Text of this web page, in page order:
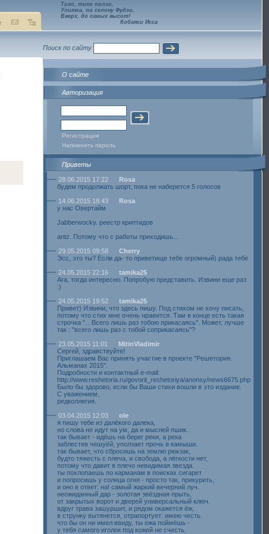
Тихо, тихо ползи,
Улитка, по склону Фудзи,
Вверх, до самых высот!
Кобаяси Исса
Поиск по сайту
О сайте
Авторизация
Регистрация
Напомнить пароль
Приветы
28.06.2015 17:22
Rosa
будем продолжать шорт, пока не наберется 5 голосов
14.06.2015 18:43
Rosa
у нас Овертайм
Jabberwocky. реестр криптидов
antz. Потому что с работы приходишь...
29.05.2015 09:58
Cherry
Эсс, это ты? Если да- то приветище тебе огромный) рада тебе
24.05.2015 22:16
tamika25
Ага, тогда интересно. Попробую представить. Извини еще раз
:)
24.05.2015 19:52
tamika25
Привет) Извини, что здесь пишу. Под стихом не хочу писать,
потому что стих мне очень нравится. Там в конце есть такая
строчка "…Всего лишь раз тобою прикасаясь". Может, лучше
так : "всего лишь раз с тобой соприкасаясь"?
23.05.2015 11:01
MitinVladimir
Сергей, здравствуйте!
Приглашаем Вас принять участие в проекте "Решетория.
Альманах 2015".
Подробности и контактный e-mail:
http://www.reshetoria.ru/govorit_reshetoriya/anonsy/news6675.php
Было бы здорово, если бы Ваши стихи вошли в это издание.
С уважением,
редколлегия.
03.04.2015 12:03
ole
я пишу тебе из далёкого далека,
но слова не идут на ум, да и мыслей пшик.
так бывает - идёшь на берег реки, а река
заблестев чешуёй, уползает прочь в камыши.
так бывает, что сбросишь на землю рюкзак,
будто тяжесть с плеча, и свобода, а лёгкости нет,
потому что давит в плечо невидимая звезда.
ты похлопаешь по карманам в поисках сигарет
и попросишь у солнца огня - просто так, прикурить,
и оно в ответ: на! самый жаркий вечерний луч.
неожиданный дар - золотая звёздная прыть,
от закрытых ворот и дверей универсальный ключ.
вдруг трава зашуршит, и рядом окажется ёж,
в струнку вытянется, отрапортует: имею честь.
что бы он ни имел ввиду, ты ежа поймёшь -
у тебя самого иголок под кожей не счесть.